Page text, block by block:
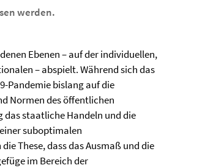
werden.
Ebenen – auf der individuellen,
– abspielt. Während sich das
Pandemie bislang auf die
Normen des öffentlichen
das staatliche Handeln und die
suboptimalen
These, dass das Ausmaß und die
im Bereich der